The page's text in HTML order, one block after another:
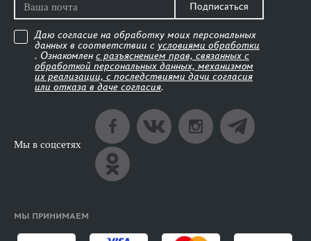
Подписаться
Даю согласие на обработку моих персональных
данных в соответствии с условиями обработки
. Ознакомлен с разъяснением прав, связанных с
обработкой персональных данных, механизмом
их реализации, с последствиями дачи согласия
или отказа в даче согласия.
Мы в соцсетях
МЫ ПРИНИМАЕМ